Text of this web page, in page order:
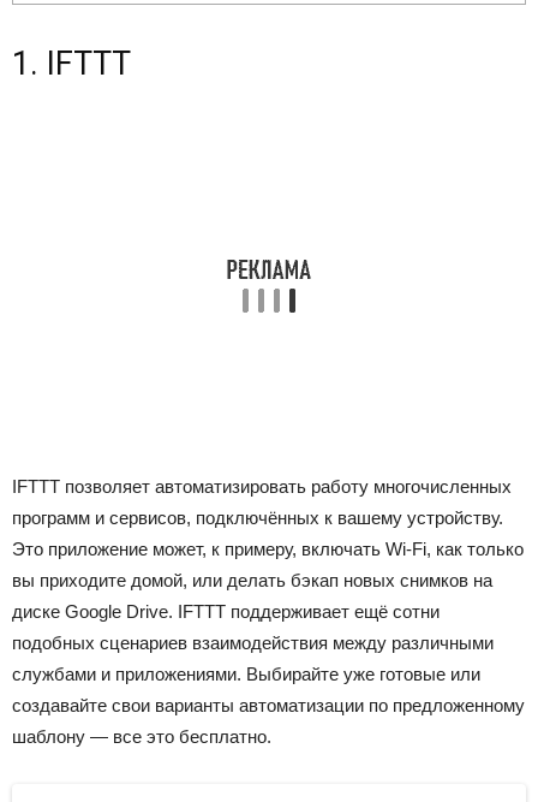
1. IFTTT
IFTTT позволяет автоматизировать работу многочисленных
программ и сервисов, подключённых к вашему устройству.
Это приложение может, к примеру, включать Wi-Fi, как только
вы приходите домой, или делать бэкап новых снимков на
диске Google Drive. IFTTT поддерживает ещё сотни
подобных сценариев взаимодействия между различными
службами и приложениями. Выбирайте уже готовые или
создавайте свои варианты автоматизации по предложенному
шаблону — все это бесплатно.